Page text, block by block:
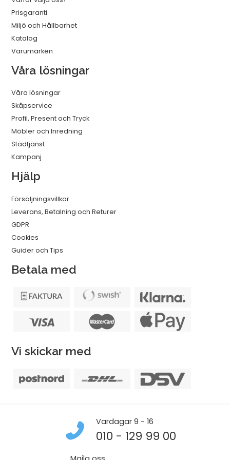
Prisgaranti
Miljö och Hållbarhet
Katalog
Varumärken
Våra lösningar
Våra lösningar
Skåpservice
Profil, Present och Tryck
Möbler och Inredning
Städtjänst
Kampanj
Hjälp
Försäljningsvillkor
Leverans, Betalning och Returer
GDPR
Cookies
Guider och Tips
Betala med
Vi skickar med
Vardagar 9 - 16
010 - 129 99 00